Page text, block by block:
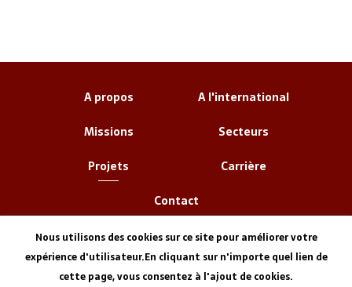
A propos
A l'international
Missions
Secteurs
Projets
Carrière
Contact
Nous utilisons des cookies sur ce site pour améliorer votre
expérience d'utilisateur.En cliquant sur n'importe quel lien de
cette page, vous consentez à l'ajout de cookies.